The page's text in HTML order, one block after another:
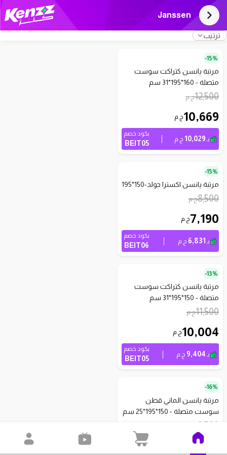
Janssen
ترتيب
15%-
مرتبة يانسن كتراكت سوست
متصلة - 160*195*31 سم
12,500ج.م
10,669ج.م
بـ 10,029 ج.م
بكود خصم
BEIT05
15%-
مرتبة يانسن اكسترا جولد-150*195
8,500ج.م
7,190ج.م
بـ 6,831 ج.م
بكود خصم
BEIT06
13%-
مرتبة يانسن كتراكت سوست
متصلة - 150*195*31 سم
11,500ج.م
10,004ج.م
بـ 9,404 ج.م
بكود خصم
BEIT05
16%-
مرتبة يانسن الماني قطن
سوست متصلة - 150*195*25 سم
9,500
8,026